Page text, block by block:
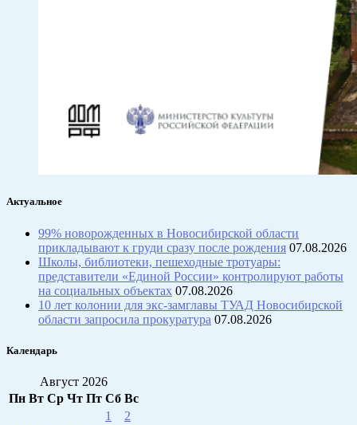
Актуальное
99% новорожденных в Новосибирской области
прикладывают к груди сразу после рождения 07.08.2026
Школы, библиотеки, пешеходные тротуары:
представители «Единой России» контролируют работы
на социальных объектах 07.08.2026
10 лет колонии для экс-замглавы ТУАД Новосибирской
области запросила прокуратура 07.08.2026
Календарь
Август 2026
Пн Вт Ср Чт Пт Сб Вс
1
2